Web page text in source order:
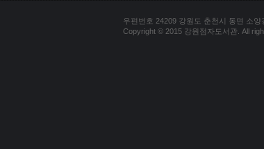
우편번호 24209 강원도 춘천시 동면 소
Copyright © 2015 강원점자도서관. All